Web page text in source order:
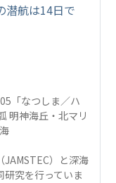
潜航は14日で
「なつしま／ハ
明神海丘・北マリ
）と深海
究を行っていま